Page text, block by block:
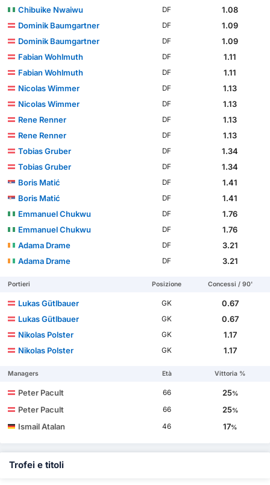
Chibuike Nwaiwu
DF
1.08
Dominik Baumgartner
DF
1.09
Dominik Baumgartner
DF
1.09
Fabian Wohlmuth
DF
1.11
Fabian Wohlmuth
DF
1.11
Nicolas Wimmer
DF
1.13
Nicolas Wimmer
DF
1.13
Rene Renner
DF
1.13
Rene Renner
DF
1.13
Tobias Gruber
DF
1.34
Tobias Gruber
DF
1.34
Boris Matić
DF
1.41
Boris Matić
DF
1.41
Emmanuel Chukwu
DF
1.76
Emmanuel Chukwu
DF
1.76
Adama Drame
DF
3.21
Adama Drame
DF 3.21
Portieri Posizione Concessi / 90'
Lukas Gütlbauer GK
0.67
Lukas Gütlbauer
GK
0.67
Nikolas Polster
GK
1.17
Nikolas Polster
GK 1.17
Managers Età Vittoria %
Peter Pacult 66 25%
Peter Pacult 66 25%
Ismail Atalan 46 17%
Trofei e titoli